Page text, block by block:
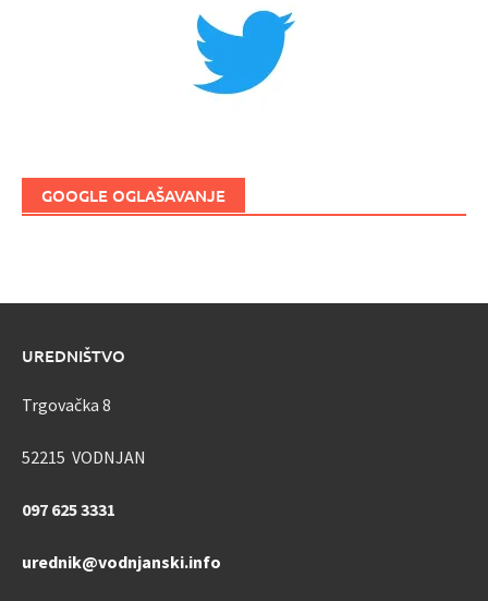
GOOGLE OGLAŠAVANJE
UREDNIŠTVO
Trgovačka 8
52215 VODNJAN
097 625 3331
urednik@vodnjanski.info